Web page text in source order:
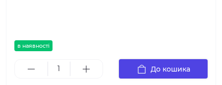
в наявності
До кошика